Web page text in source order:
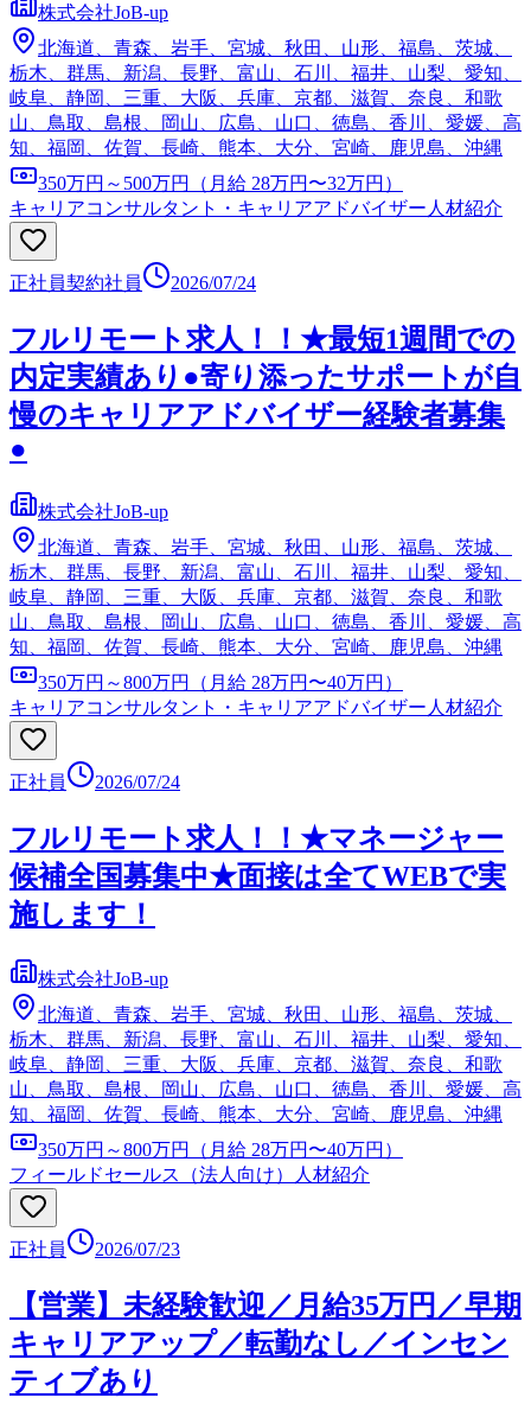
株式会社JoB-up
北海道、青森、岩手、宮城、秋田、山形、福島、茨城、
栃木、群馬、新潟、長野、富山、石川、福井、山梨、愛知、
岐阜、静岡、三重、大阪、兵庫、京都、滋賀、奈良、和歌
山、鳥取、島根、岡山、広島、山口、徳島、香川、愛媛、高
知、福岡、佐賀、長崎、熊本、大分、宮崎、鹿児島、沖縄
350万円～500万円（月給 28万円〜32万円）
キャリアコンサルタント・キャリアアドバイザー 人材紹介
正社員契約社員 2026/07/24
フルリモート求人！！★最短1週間での
内定実績あり●寄り添ったサポートが自
慢のキャリアアドバイザー経験者募集
●
株式会社JoB-up
北海道、青森、岩手、宮城、秋田、山形、福島、茨城、
栃木、群馬、長野、新潟、富山、石川、福井、山梨、愛知、
岐阜、静岡、三重、大阪、兵庫、京都、滋賀、奈良、和歌
山、鳥取、島根、岡山、広島、山口、徳島、香川、愛媛、高
知、福岡、佐賀、長崎、熊本、大分、宮崎、鹿児島、沖縄
350万円～800万円（月給 28万円〜40万円）
キャリアコンサルタント・キャリアアドバイザー 人材紹介
正社員 2026/07/24
フルリモート求人！！★マネージャー
候補全国募集中★面接は全てWEBで実
施します！
株式会社JoB-up
北海道、青森、岩手、宮城、秋田、山形、福島、茨城、
栃木、群馬、新潟、長野、富山、石川、福井、山梨、愛知、
岐阜、静岡、三重、大阪、兵庫、京都、滋賀、奈良、和歌
山、鳥取、島根、岡山、広島、山口、徳島、香川、愛媛、高
知、福岡、佐賀、長崎、熊本、大分、宮崎、鹿児島、沖縄
350万円～800万円（月給 28万円〜40万円）
フィールドセールス（法人向け）
人材紹介
正社員 2026/07/23
【営業】未経験歓迎／月給35万円／早期
キャリアアップ／転勤なし／インセン
ティブあり